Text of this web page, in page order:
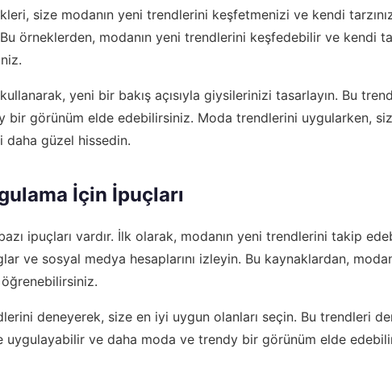
size modanın yeni trendlerini keşfetmenizi ve kendi
örneklerden, modanın yeni trendlerini keşfedebilir ve kendi
yeni bir bakış açısıyla giysilerinizi tasarlayın. Bu
bir görünüm elde edebilirsiniz. Moda trendlerini uygularken,
daha güzel hissedin.
İçin İpuçları
ipuçları vardır. İlk olarak, modanın yeni trendlerini takip
ve sosyal medya hesaplarını izleyin. Bu kaynaklardan,
deneyerek, size en iyi uygun olanları seçin. Bu trendleri
uygulayabilir ve daha moda ve trendy bir görünüm elde